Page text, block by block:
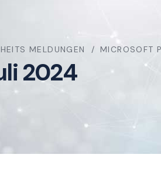
MELDUNGEN MICROSOFT
2024